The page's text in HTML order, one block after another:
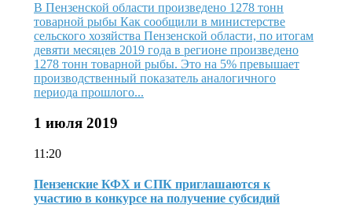
В Пензенской области произведено 1278 тонн
товарной рыбы Как сообщили в министерстве
сельского хозяйства Пензенской области, по итогам
девяти месяцев 2019 года в регионе произведено
1278 тонн товарной рыбы. Это на 5% превышает
производственный показатель аналогичного
периода прошлого...
1 июля 2019
11:20
Пензенские КФХ и СПК приглашаются к
участию в конкурсе на получение субсидий